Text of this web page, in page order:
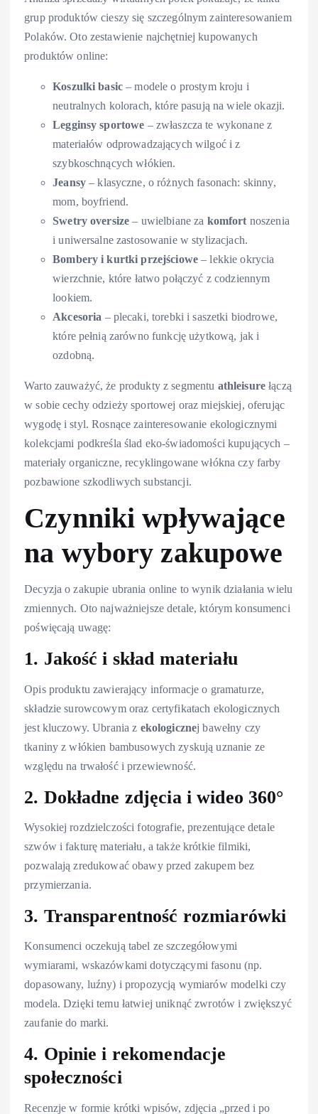
grup produktów cieszy się szczególnym zainteresowaniem
Polaków. Oto zestawienie najchętniej kupowanych
produktów online:
Koszulki basic – modele o prostym kroju i
neutralnych kolorach, które pasują na wiele okazji.
Legginsy sportowe – zwłaszcza te wykonane z
materiałów odprowadzających wilgoć i z
szybkoschnących włókien.
Jeansy– klasyczne, o różnych fasonach: skinny,
mom, boyfriend.
Swetry oversize – uwielbiane za komfort noszenia
i uniwersalne zastosowanie w stylizacjach.
Bombery i kurtki przejściowe – lekkie okrycia
wierzchnie, które łatwo połączyć z codziennym
lookiem.
Akcesoria – plecaki, torebki i saszetki biodrowe,
które pełnią zarówno funkcję użytkową, jak i
ozdobną.
Warto zauważyć, że produkty z segmentu athleisure łączą
w sobie cechy odzieży sportowej oraz miejskiej, oferując
wygodę i styl. Rosnące zainteresowanie ekologicznymi
kolekcjami podkreśla ślad eko-świadomości kupujących –
materiały organiczne, recyklingowane włókna czy farby
pozbawione szkodliwych substancji.
Czynniki wpływające
na wybory zakupowe
Decyzja o zakupie ubrania online to wynik działania wielu
zmiennych. Oto najważniejsze detale, którym konsumenci
poświęcają uwagę:
1. Jakość i skład materiału
Opis produktu zawierający informacje o gramaturze,
składzie surowcowym oraz certyfikatach ekologicznych
jest kluczowy. Ubrania z ekologicznej bawełny czy
tkaniny z włókien bambusowych zyskują uznanie ze
względu na trwałość i przewiewność.
2. Dokładne zdjęcia i wideo 360°
Wysokiej rozdzielczości fotografie, prezentujące detale
szwów i fakturę materiału, a także krótkie filmiki,
pozwalają zredukować obawy przed zakupem bez
przymierzania.
3. Transparentność rozmiarówki
Konsumenci oczekują tabel ze szczegółowymi
wymiarami, wskazówkami dotyczącymi fasonu (np.
dopasowany, luźny) i propozycją wymiarów modelki czy
modela. Dzięki temu łatwiej uniknąć zwrotów i zwiększyć
zaufanie do marki.
4. Opinie i rekomendacje
społeczności
Recenzje w formie krótki wpisów, zdjęcia „przed i po